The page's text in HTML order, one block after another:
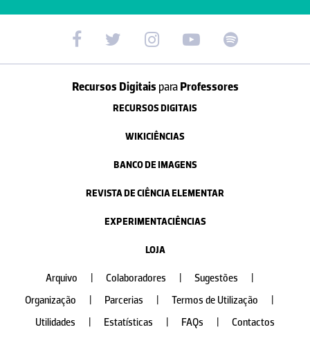
Recursos Digitais paraProfessores
RECURSOS DIGITAIS
WIKICIÊNCIAS
BANCO DE IMAGENS
REVISTA DE CIÊNCIA ELEMENTAR
EXPERIMENTACIÊNCIAS
LOJA
Arquivo Colaboradores Sugestões
Organização
Parcerias Termos de Utilização
Utilidades
Estatísticas FAQs Contactos